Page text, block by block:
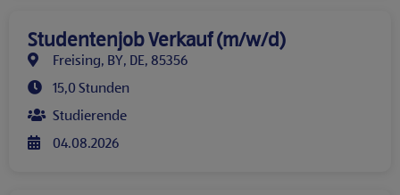
Studentenjob Verkauf (m/w/d)
Freising, BY, DE, 85356
15,0 Stunden
Studierende
04.08.2026